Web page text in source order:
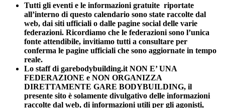
Tutti gli eventi e le informazioni gratuite riportate
all’interno di questo calendario sono state raccolte dal
web, dai siti ufficiali o dalle pagine social delle varie
federazioni. Ricordiamo che le federazioni sono l’unica
fonte attendibile, invitiamo tutti a consultare per
conferma le pagine ufficiali che sono aggiornate in tempo
reale.
Lo staff di garebodybuilding.it NON E’ UNA
FEDERAZIONE e NON ORGANIZZA
DIRETTAMENTE GARE BODYBUILDING, il
presente sito è solamente divulgativo delle informazioni
raccolte dal web, di informazioni utili per gli agonisti,